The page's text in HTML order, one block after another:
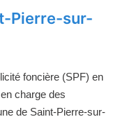
Pierre-sur-
foncière (SPF) en
charge des
de Saint-Pierre-sur-